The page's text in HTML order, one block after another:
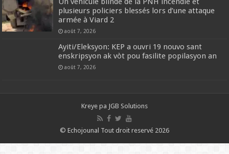
plusieurs policiers blessés lors d’une attaque
armée à Viard 2
août 7, 2026
‎Ayiti/Eleksyon: KEP a ouvri 19 nouvo sant
enskripsyon ak vòt pou fasilite popilasyon an
août 7, 2026
Kreye pa JGB Solutions
© Echojounal Tout droit reservé 2026